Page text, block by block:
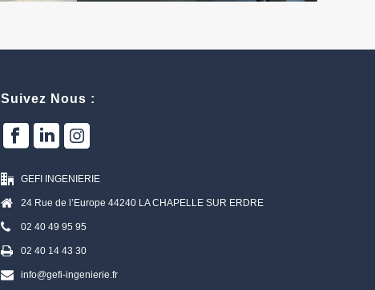
Suivez Nous :
GEFI INGENIERIE
24 Rue de l’Europe 44240 LA CHAPELLE SUR ERDRE
02 40 49 95 95
02 40 14 43 30
info@gefi-ingenierie.fr